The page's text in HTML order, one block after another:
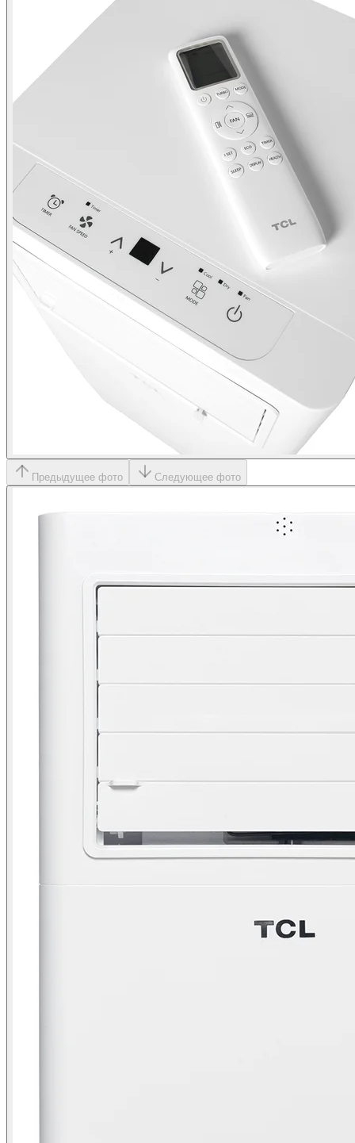
Предыдущее фото Следующее фото